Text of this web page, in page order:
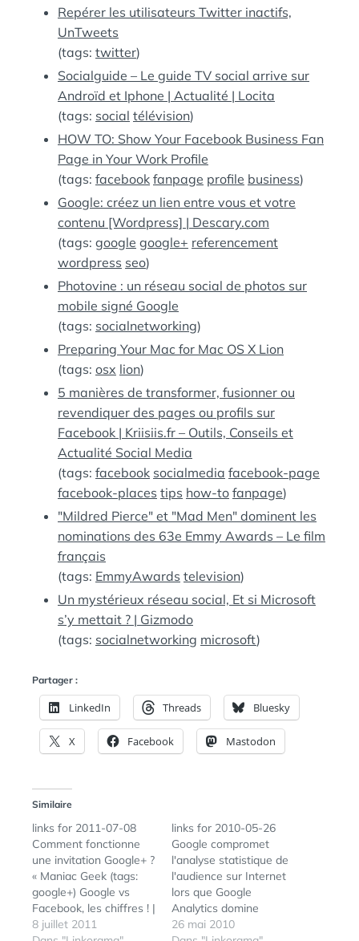
Repérer les utilisateurs Twitter inactifs,
UnTweets
(tags: twitter)
Socialguide – Le guide TV social arrive sur
Androïd et Iphone | Actualité | Locita
(tags: social télévision)
HOW TO: Show Your Facebook Business Fan
Page in Your Work Profile
(tags: facebook fanpage profile business)
Google: créez un lien entre vous et votre
contenu [Wordpress] | Descary.com
(tags: google google+ referencement
wordpress seo)
Photovine : un réseau social de photos sur
mobile signé Google
(tags: socialnetworking)
Preparing Your Mac for Mac OS X Lion
(tags: osx lion)
5 manières de transformer, fusionner ou
revendiquer des pages ou profils sur
Facebook | Kriisiis.fr – Outils, Conseils et
Actualité Social Media
(tags: facebook socialmedia facebook-page
facebook-places tips how-to fanpage)
"Mildred Pierce" et "Mad Men" dominent les
nominations des 63e Emmy Awards – Le film
français
(tags: EmmyAwards television)
Un mystérieux réseau social, Et si Microsoft
s’y mettait ? | Gizmodo
(tags: socialnetworking microsoft)
Partager :
LinkedIn Threads Bluesky
X Facebook Mastodon
Similaire
links for 2011-07-08
Comment fonctionne
une invitation Google+ ?
« Maniac Geek (tags:
google+) Google vs
Facebook, les chiffres ! |
FrenchWeb.fr (tags:
8 juillet 2011
links for 2010-05-26
Google compromet
l'analyse statistique de
l'audience sur Internet
lors que Google
Analytics domine
largement le marché
26 mai 2010